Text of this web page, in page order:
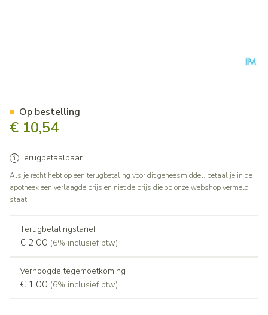
€ 10,54
Terugbetaalbaar
Als je recht hebt op een terugbetaling voor dit geneesmiddel, betaal je in de
apotheek een verlaagde prijs en niet de prijs die op onze webshop vermeld
staat.
Terugbetalingstarief
€ 2,00 (6% inclusief btw)
Verhoogde tegemoetkoming
€ 1,00 (6% inclusief btw)
Op bestelling